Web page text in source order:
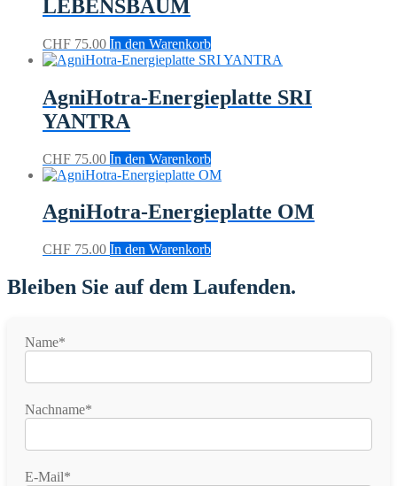
LEBENSBAUM
CHF 75.00 In den Warenkorb
AgniHotra-Energieplatte SRI
YANTRA
CHF 75.00 In den Warenkorb
AgniHotra-Energieplatte OM
CHF 75.00 In den Warenkorb
Bleiben Sie auf dem Laufenden.
Name*
Nachname*
E-Mail*